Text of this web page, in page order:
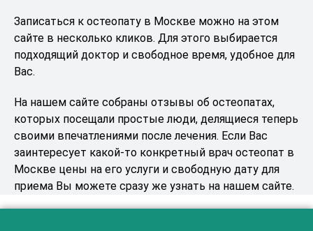
Записаться к остеопату в Москве можно на этом
сайте в несколько кликов. Для этого выбирается
подходящий доктор и свободное время, удобное для
Вас.
На нашем сайте собраны отзывы об остеопатах,
которых посещали простые люди, делящиеся теперь
своими впечатлениями после лечения. Если Вас
заинтересует какой-то конкретный врач остеопат в
Москве цены на его услуги и свободную дату для
приема Вы можете сразу же узнать на нашем сайте.